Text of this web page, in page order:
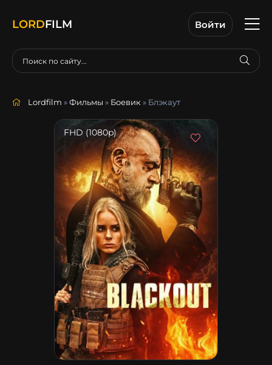
LORDFILM Войти
Lordfilm »Фильмы » Боевик » Блэкаут
FHD (1080p)